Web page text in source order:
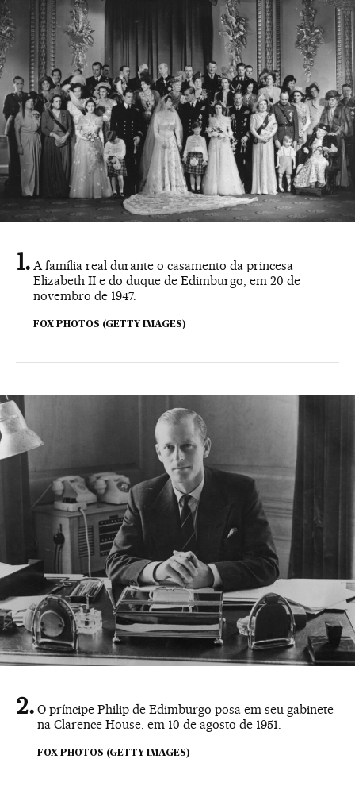
A família real durante o casamento da princesa
Elizabeth II e do duque de Edimburgo, em 20 de
novembro de 1947.
FOX PHOTOS (GETTY IMAGES)
O príncipe Philip de Edimburgo posa em seu gabinete
na Clarence House, em 10 de agosto de 1951.
FOX PHOTOS (GETTY IMAGES)